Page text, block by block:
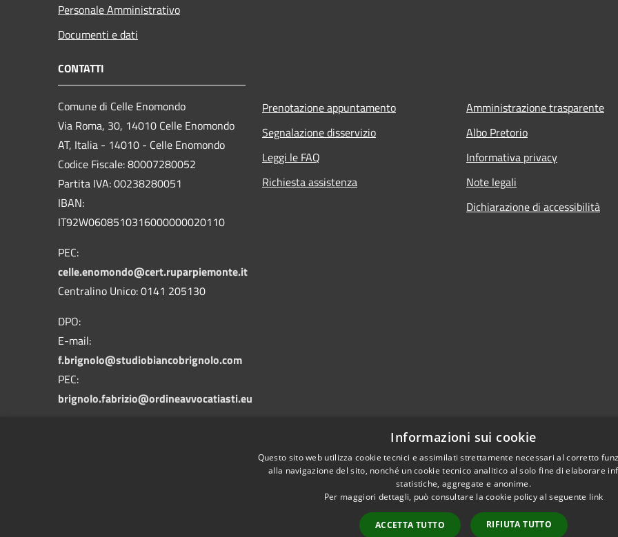
Personale Amministrativo
Documenti e dati
CONTATTI
Comune di Celle Enomondo
Via Roma, 30, 14010 Celle Enomondo
AT, Italia - 14010 - Celle Enomondo
Codice Fiscale: 80007280052
Partita IVA: 00238280051
IBAN:
IT92W0608510316000000020110
PEC:
celle.enomondo@cert.ruparpiemonte.it
Centralino Unico: 0141 205130
DPO:
E-mail:
f.brignolo@studiobiancobrignolo.com
PEC:
brignolo.fabrizio@ordineavvocatiasti.eu
Prenotazione appuntamento
Segnalazione disservizio
Leggi le FAQ
Richiesta assistenza
Amministrazione trasparente
Albo Pretorio
Informativa privacy
Note legali
Dichiarazione di accessibilità
Mappa del sito
Informazioni sui cookie
Questo sito web utilizza cookie tecnici e assimilati strettamente necessari al corretto
alla navigazione del sito, nonché un cookie tecnico analitico al solo fine di elaborare
statistiche, aggregate e anonime.
Per maggiori dettagli, può consultare la cookie policy al seguente link
ACCETTA TUTTO RIFIUTA TUTTO